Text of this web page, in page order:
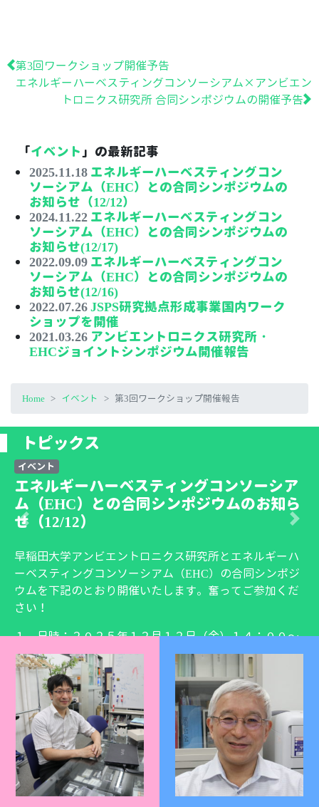
前
の
第3回ワークショップ開催予告
次
エネルギーハーベスティングコンソーシアム×アンビエン
トロニクス研究所 合同シンポジウムの開催予告
「イベント」の最新記事
2025.11.18 エネルギーハーベスティングコン
ソーシアム（EHC）との合同シンポジウムの
お知らせ（12/12）
2024.11.22 エネルギーハーベスティングコン
ソーシアム（EHC）との合同シンポジウムの
お知らせ(12/17)
2022.09.09 エネルギーハーベスティングコン
ソーシアム（EHC）との合同シンポジウムの
お知らせ(12/16)
2022.07.26JSPS研究拠点形成事業国内ワーク
ショップを開催
2021.03.26 アンビエントロニクス研究所・
EHCジョイントシンポジウム開催報告
Home イベント 第3回ワークショップ開催報告
トピックス
ジ
～
イベント
エネルギーハーベスティングコンソー
ム（EHC）との合同シンポジウムのお
せ(12/17)
早稲田大学アンビエントロニクス研究所とエネルギ
ーベスティングコンソーシアム（EHC）の第３回合
ンポジウムを下記のとおり開催いたします。奮って
１．日時：２０２４年１２月１７日（火）１４：０
１９：００
２．会場：早稲田大学西早稲田キャンパス６３号館
会議室 ※現地参加のみ
■参加者登録へのリンク
３．プログラム（敬称略）
１４：００～ 開会挨拶 松末 竜
前へ 次へ